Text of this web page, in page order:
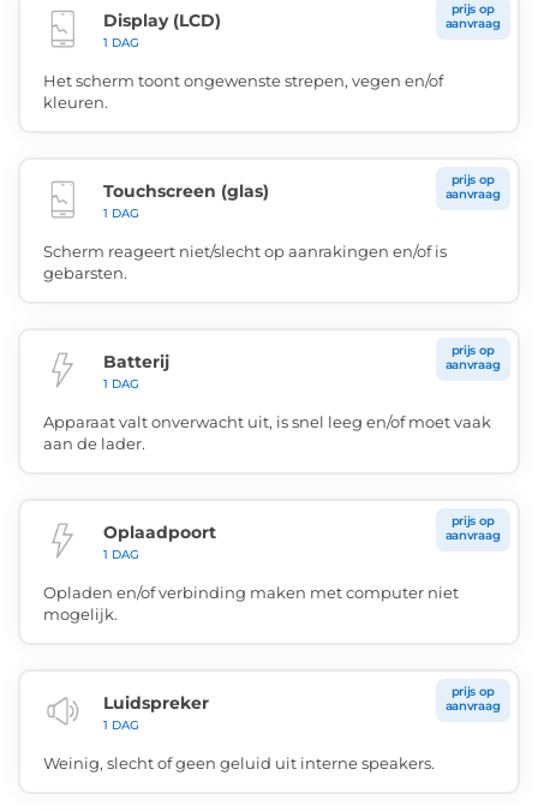
Display (LCD)
1 DAG
prijs op
aanvraag
Het scherm toont ongewenste strepen, vegen en/of
kleuren.
Touchscreen (glas)
1 DAG
prijs op
aanvraag
Scherm reageert niet/slecht op aanrakingen en/of is
gebarsten.
Batterij
1 DAG
prijs op
aanvraag
Apparaat valt onverwacht uit, is snel leeg en/of moet vaak
aan de lader.
Oplaadpoort
1 DAG
prijs op
aanvraag
Opladen en/of verbinding maken met computer niet
mogelijk.
Luidspreker
1 DAG
prijs op
aanvraag
Weinig, slecht of geen geluid uit interne speakers.